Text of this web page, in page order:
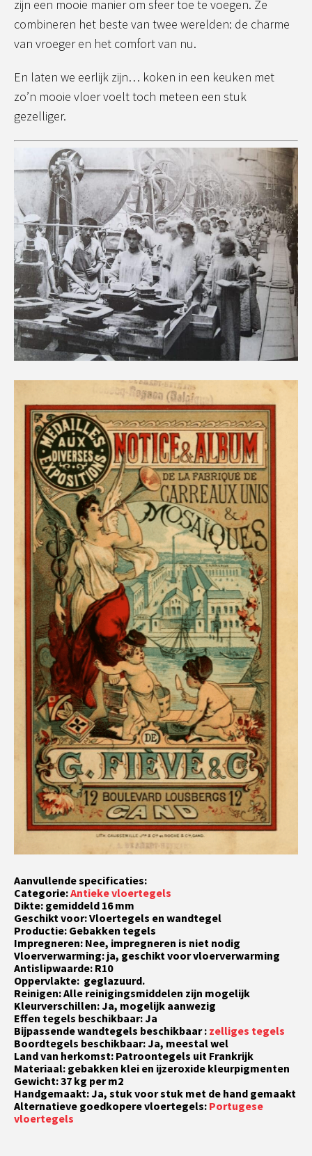
zijn een mooie manier om sfeer toe te voegen. Ze
combineren het beste van twee werelden: de charme
van vroeger en het comfort van nu.
En laten we eerlijk zijn… koken in een keuken met
zo’n mooie vloer voelt toch meteen een stuk
gezelliger.
Aanvullende specificaties:
Categorie:Antieke vloertegels
Dikte: gemiddeld 16 mm
Geschikt voor: Vloertegels en wandtegel
Productie: Gebakken tegels
Impregneren: Nee, impregneren is niet nodig
Vloerverwarming: ja, geschikt voor vloerverwarming
Antislipwaarde: R10
Oppervlakte: geglazuurd.
Reinigen: Alle reinigingsmiddelen zijn mogelijk
Kleurverschillen: Ja, mogelijk aanwezig
Effen tegels beschikbaar: Ja
Bijpassende wandtegels beschikbaar : zelliges tegels
Boordtegels beschikbaar: Ja, meestal wel
Land van herkomst: Patroontegels uit Frankrijk
Materiaal: gebakken klei en ijzeroxide kleurpigmenten
Gewicht: 37 kg per m2
Handgemaakt: Ja, stuk voor stuk met de hand gemaakt
Alternatieve goedkopere vloertegels: Portugese
vloertegels